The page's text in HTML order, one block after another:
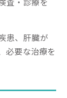
患、肝臓が
必要な治療を